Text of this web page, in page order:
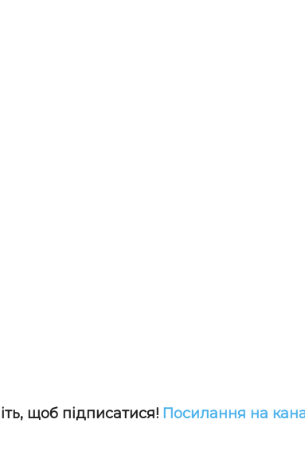
щоб підписатися! Посилання на